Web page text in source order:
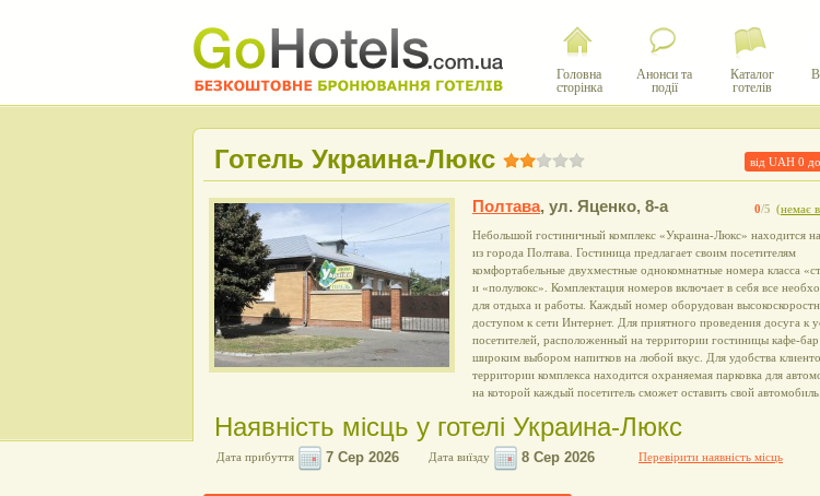
Головна
сторінка
Анонси та
події
Каталог
готелів
від UAH0
Готель Украина-Люкс
0/5 (немає
Полтава, ул. Яценко, 8-а
Небольшой гостиничный комплекс «Украина-Люкс» находится
из города Полтава. Гостиница предлагает своим посетителям
комфортабельные двухместные однокомнатные номера класса
и «полулюкс». Комплектация номеров включает в себя все
для отдыха и работы. Каждый номер оборудован
доступом к сети Интернет. Для приятного проведения досуга к
посетителей, расположенный на территории гостиницы кафе-
широким выбором напитков на любой вкус. Для удобства
территории комплекса находится охраняемая парковка для
на которой каждый посетитель сможет оставить свой автомобиль.
Наявність місць у готелі Украина-Люкс
Дата прибуття Дата виїзду Перевірити наявність місць